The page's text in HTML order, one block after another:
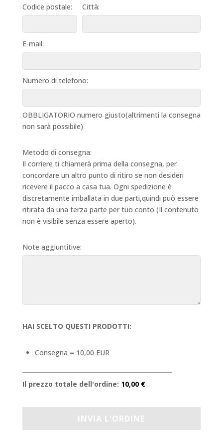
Codice postale: Città:
E-mail:
Numero di telefono:
OBBLIGATORIO numero giusto(altrimenti la consegna
non sarà possibile)
Metodo di consegna:
Il corriere ti chiamerà prima della consegna, per
concordare un altro punto di ritiro se non desideri
ricevere il pacco a casa tua. Ogni spedizione è
discretamente imballata in due parti,quindi può essere
ritirata da una terza parte per tuo conto (Il contenuto
non è visibile senza essere aperto).
Note aggiuntitive:
HAI SCELTO QUESTI PRODOTTI:
Consegna = 10,00 EUR
Il prezzo totale dell'ordine: 10,00 €